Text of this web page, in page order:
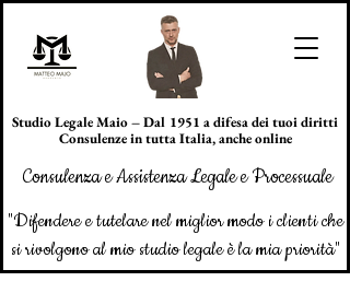
Studio Legale Maio – Dal 1951 a difesa dei tuoi diritti
Consulenze in tutta Italia, anche online
Consulenza e Assistenza Legale e Processuale
"Difendere e tutelare nel miglior modo i clienti che
si rivolgono al mio studio legale è la mia priorità"